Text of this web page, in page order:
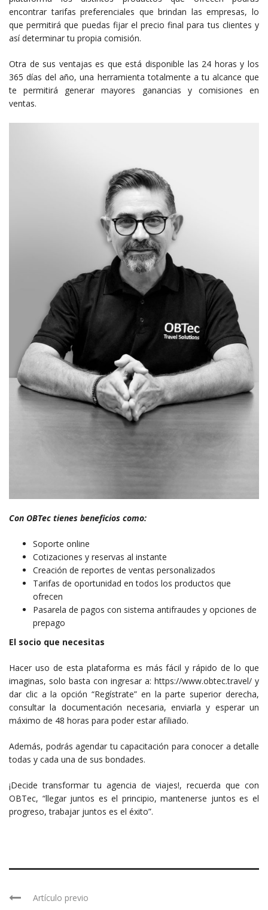
encontrar tarifas preferenciales que brindan las empresas, lo
que permitirá que puedas fijar el precio final para tus clientes y
así determinar tu propia comisión.
Otra de sus ventajas es que está disponible las 24 horas y los
365 días del año, una herramienta totalmente a tu alcance que
te permitirá generar mayores ganancias y comisiones en
ventas.
Con OBTec tienes beneficios como:
Soporte online
Cotizaciones y reservas al instante
Creación de reportes de ventas personalizados
Tarifas de oportunidad en todos los productos que
ofrecen
Pasarela de pagos con sistema antifraudes y opciones de
prepago
El socio que necesitas
Hacer uso de esta plataforma es más fácil y rápido de lo que
imaginas, solo basta con ingresar a: https://www.obtec.travel/ y
dar clic a la opción “Regístrate” en la parte superior derecha,
consultar la documentación necesaria, enviarla y esperar un
máximo de 48 horas para poder estar afiliado.
Además, podrás agendar tu capacitación para conocer a detalle
todas y cada una de sus bondades.
¡Decide transformar tu agencia de viajes!, recuerda que con
OBTec, “llegar juntos es el principio, mantenerse juntos es el
progreso, trabajar juntos es el éxito”.
Artículo previo